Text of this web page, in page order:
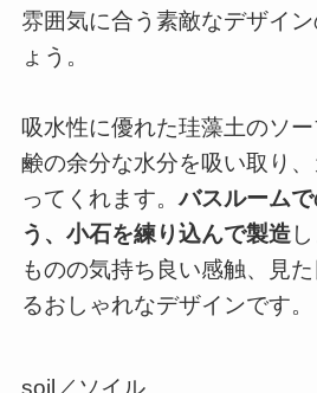
雰囲気に合う素敵なデザイ
ょう。
吸水性に優れた珪藻土のソ
鹸の余分な水分を吸い取り
ってくれます。バスルーム
う、小石を練り込んで製造
ものの気持ち良い感触、見
るおしゃれなデザインです。
soil／ソイル